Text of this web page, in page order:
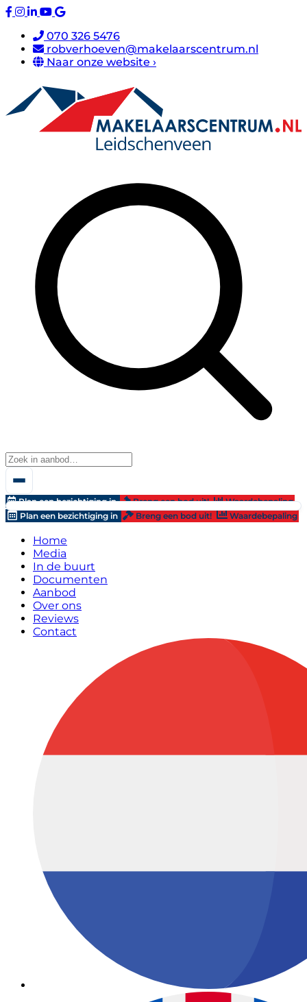
070 326 5476
robverhoeven@makelaarscentrum.nl
Naar onze website ›
Plan een bezichtiging in Breng een bod uit!
Waardebepaling
Plan een bezichtiging in
Breng een bod uit! Waardebepaling
Home
Media
In de buurt
Documenten
Aanbod
Over ons
Reviews
Contact